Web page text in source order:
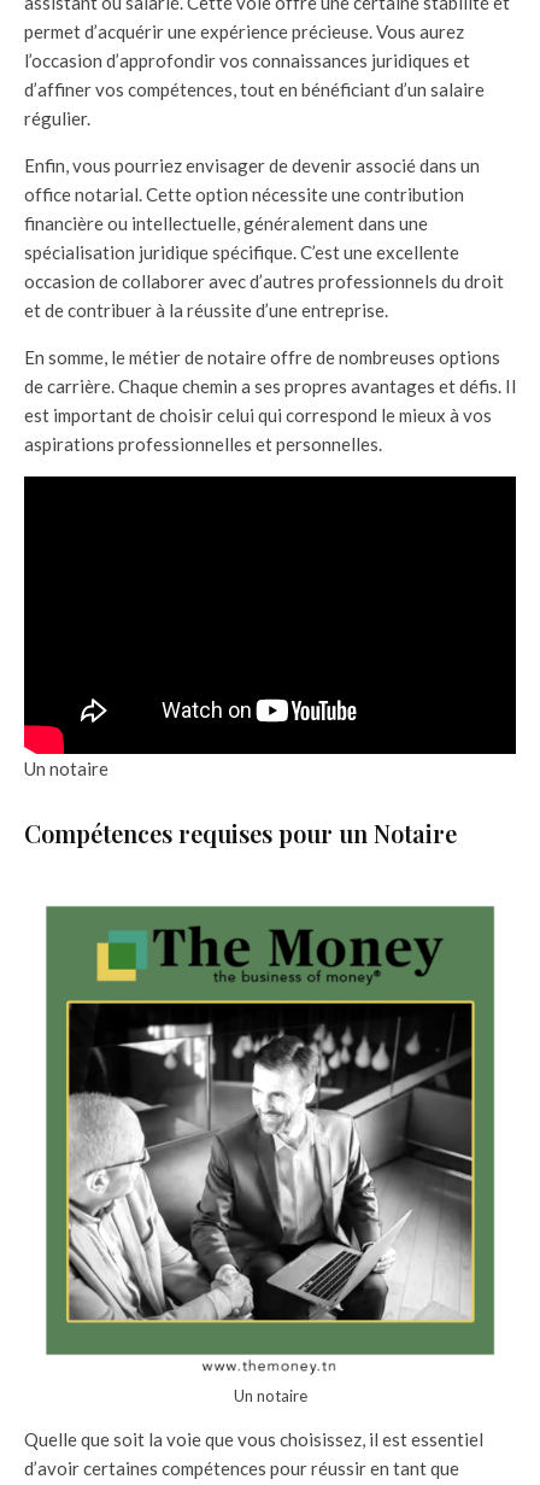
permet d’acquérir une expérience précieuse. Vous aurez
l’occasion d’approfondir vos connaissances juridiques et
d’affiner vos compétences, tout en bénéficiant d’un salaire
régulier.
Enfin, vous pourriez envisager de devenir associé dans un
office notarial. Cette option nécessite une contribution
financière ou intellectuelle, généralement dans une
spécialisation juridique spécifique. C’est une excellente
occasion de collaborer avec d’autres professionnels du droit
et de contribuer à la réussite d’une entreprise.
En somme, le métier de notaire offre de nombreuses options
de carrière. Chaque chemin a ses propres avantages et défis. Il
est important de choisir celui qui correspond le mieux à vos
aspirations professionnelles et personnelles.
Un notaire
Compétences requises pour un Notaire
Un notaire
Quelle que soit la voie que vous choisissez, il est essentiel
d’avoir certaines compétences pour réussir en tant que